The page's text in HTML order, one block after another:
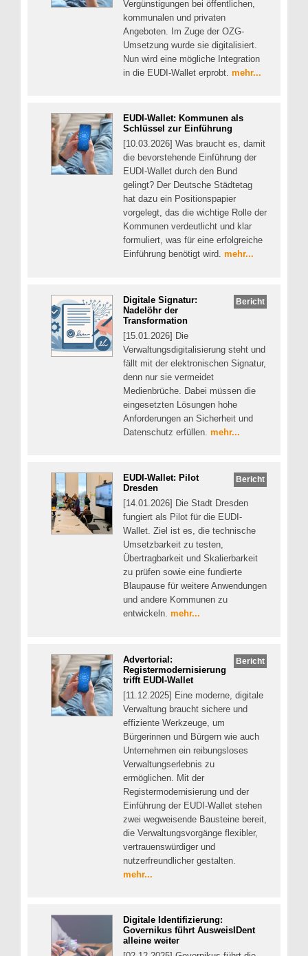
Vergünstigungen bei öffentlichen,
kommunalen und privaten
Angeboten. Im Zuge der OZG-
Umsetzung wurde sie digitalisiert.
Nun wird eine mögliche Integration
in die EUDI-Wallet erprobt. mehr...
EUDI-Wallet: Kommunen als
Schlüssel zur Einführung
[10.03.2026] Was braucht es, damit
die bevorstehende Einführung der
EUDI-Wallet durch den Bund
gelingt? Der Deutsche Städtetag
hat dazu ein Positionspapier
vorgelegt, das die wichtige Rolle der
Kommunen verdeutlicht und klar
formuliert, was für eine erfolgreiche
Einführung benötigt wird. mehr...
Bericht
Digitale Signatur:
Nadelöhr der
Transformation
[15.01.2026] Die
Verwaltungsdigitalisierung steht und
fällt mit der elektronischen Signatur,
denn nur sie vermeidet
Medienbrüche. Dabei müssen die
eingesetzten Lösungen hohe
Anforderungen an Sicherheit und
Datenschutz erfüllen. mehr...
Bericht
EUDI-Wallet: Pilot
Dresden
[14.01.2026] Die Stadt Dresden
fungiert als Pilot für die EUDI-
Wallet. Ziel ist es, die technische
Umsetzbarkeit zu testen,
Übertragbarkeit und Skalierbarkeit
zu prüfen sowie eine fundierte
Blaupause für weitere Anwendungen
und andere Kommunen zu
entwickeln. mehr...
Bericht
Advertorial:
Registermodernisierung
trifft EUDI-Wallet
[11.12.2025] Eine moderne, digitale
Verwaltung braucht sichere und
effiziente Werkzeuge, um
Bürgerinnen und Bürgern wie auch
Unternehmen ein reibungsloses
Verwaltungserlebnis zu
ermöglichen. Mit der
Registermodernisierung und der
Einführung der EUDI-Wallet stehen
zwei wegweisende Bausteine bereit,
die Verwaltungsvorgänge flexibler,
vertrauenswürdiger und
nutzerfreundlicher gestalten.
mehr...
Digitale Identifizierung:
Governikus führt AusweisIDent
alleine weiter